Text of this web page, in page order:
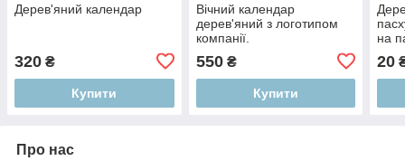
Дерев'яний календар
320 ₴
Купити
Вічний календар
дерев'яний з логотипом
компанії.
550₴
Купити
на
20
Про нас